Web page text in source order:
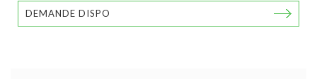
DEMANDE DISPO